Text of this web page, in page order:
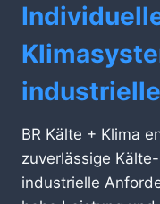
BR Kälte + Klima
zuverlässige
industrielle